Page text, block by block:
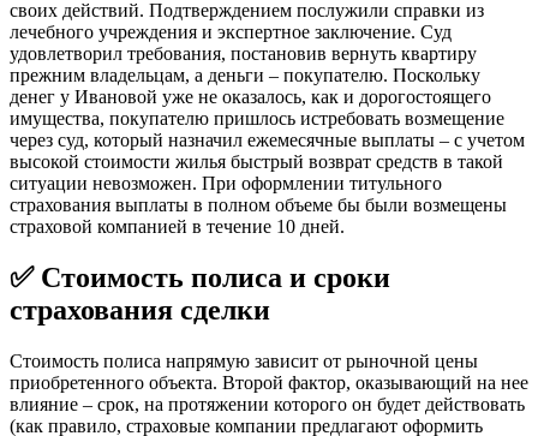
своих действий. Подтверждением послужили справки из
лечебного учреждения и экспертное заключение. Суд
удовлетворил требования, постановив вернуть квартиру
прежним владельцам, а деньги – покупателю. Поскольку
денег у Ивановой уже не оказалось, как и дорогостоящего
имущества, покупателю пришлось истребовать возмещение
через суд, который назначил ежемесячные выплаты – с учетом
высокой стоимости жилья быстрый возврат средств в такой
ситуации невозможен. При оформлении титульного
страхования выплаты в полном объеме бы были возмещены
страховой компанией в течение 10 дней.
✅ Стоимость полиса и сроки
страхования сделки
Стоимость полиса напрямую зависит от рыночной цены
приобретенного объекта. Второй фактор, оказывающий на нее
влияние – срок, на протяжении которого он будет действовать
(как правило, страховые компании предлагают оформить